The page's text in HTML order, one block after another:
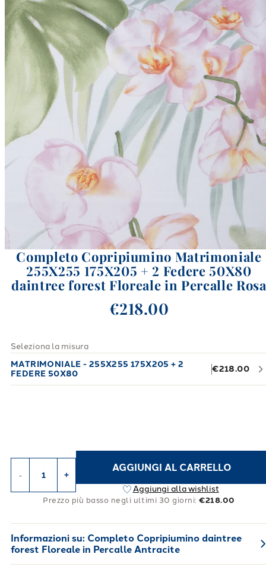
Completo Copripiumino Matrimoniale
255X255 175X205 + 2 Federe 50X80
daintree forest Floreale in Percalle Rosa
€218.00
Seleziona la misura
MATRIMONIALE - 255X255 175X205 + 2
FEDERE 50X80
€218.00
- +
AGGIUNGI AL CARRELLO
Aggiungi alla wishlist
Prezzo più basso negli ultimi 30 giorni: €218.00
Informazioni su: Completo Copripiumino daintree
forest Floreale in Percalle Antracite